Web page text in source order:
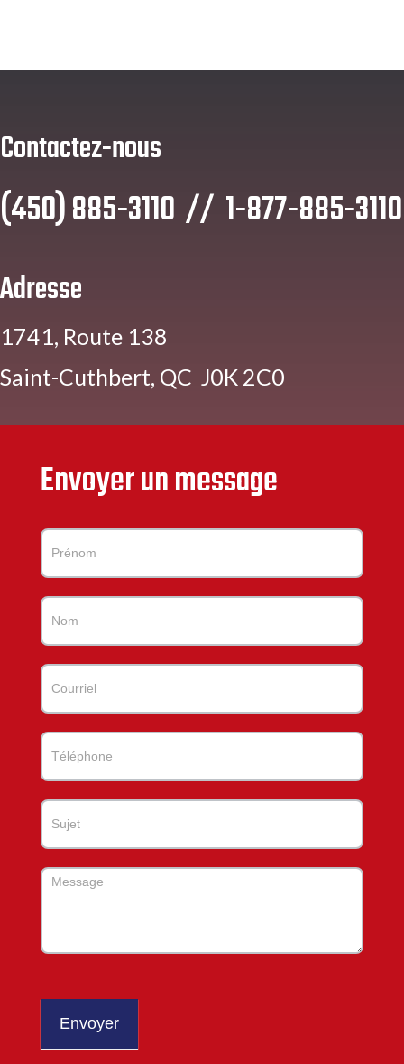
Contactez-nous
(450) 885-3110 // 1-877-885-3110
Adresse
1741, Route 138
Saint-Cuthbert, QC J0K 2C0
Envoyer un message
Contactez-
nous
Envoyer